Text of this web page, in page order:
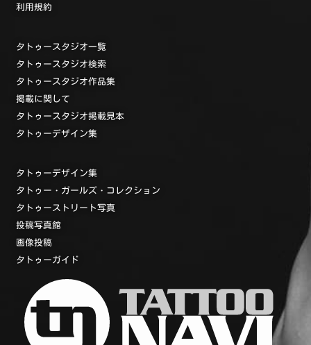
利用規約
タトゥースタジオ一覧
タトゥースタジオ検索
タトゥースタジオ作品集
掲載に関して
タトゥースタジオ掲載見本
タトゥーデザイン集
タトゥーデザイン集
タトゥー・ガールズ・コレクション
タトゥーストリート写真
投稿写真館
画像投稿
タトゥーガイド